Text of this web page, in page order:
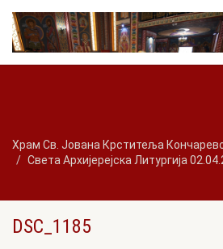
Храм Св. Јована Крститеља
Света Архијерејска Литургија
DSC_1185